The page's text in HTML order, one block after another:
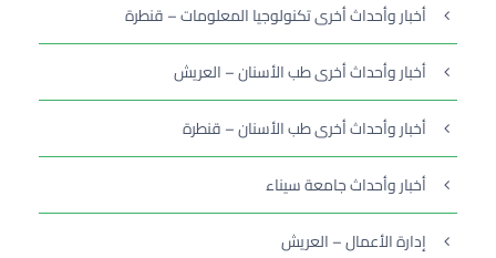
أخبار وأحداث أخرى تكنولوجيا المعلومات – قنطرة
أخبار وأحداث أخرى طب الأسنان – العريش
أخبار وأحداث أخرى طب الأسنان – قنطرة
أخبار وأحداث جامعة سيناء
إدارة الأعمال – العريش